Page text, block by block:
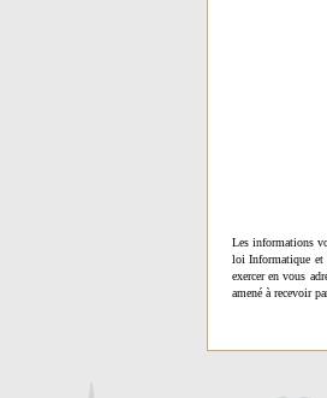
Les informations
loi Informatique et
exercer en vous
amené à recevoir